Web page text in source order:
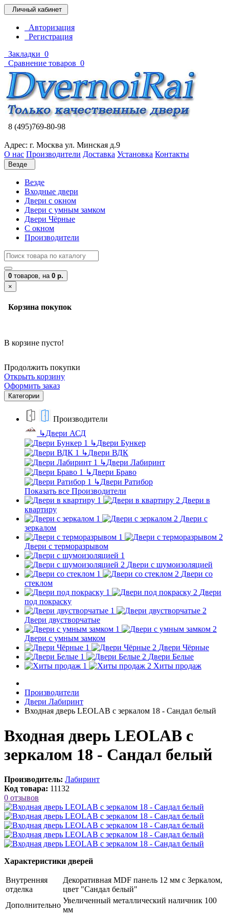
Личный кабинет
Авторизация
Регистрация
Закладки 0
Сравнение товаров 0
8 (495)769-80-98
Адрес: г. Москва ул. Минская д.9
О нас Производители Доставка Установка Контакты
Везде
Везде
Входные двери
Двери с окном
Двери с умным замком
Двери Чёрные
C окном
Производители
0 товаров, на 0 р.
×
Корзина покупок
В корзине пусто!
Продолжить покупки
Открыть корзину
Оформить заказ
Категории
Производители
↳Двери АСД
↳Двери Бункер
↳Двери ВДК
↳Двери Лабиринт
↳Двери Браво
↳Двери Ратибор
Показать все Производители
Двери в
квартиру
Двери с
зеркалом
Двери с терморазрывом
Двери с шумоизоляцией
Двери со
стеклом
Двери
под покраску
Двери двустворчатые
Двери с умным замком
Двери Чёрные
Двери Белые
Хиты продаж
Производители
Двери Лабиринт
Входная дверь LEOLAB с зеркалом 18 - Сандал белый
Входная дверь LEOLAB с
зеркалом 18 - Сандал белый
Производитель: Лабиринт
Код товара: 11132
0 отзывов
Характеристики дверей
Внутренняя
отделка
Декоративная MDF панель 12 мм с Зеркалом,
цвет "Сандал белый"
Дополнительно
Увеличенный металлический наличник 100
мм